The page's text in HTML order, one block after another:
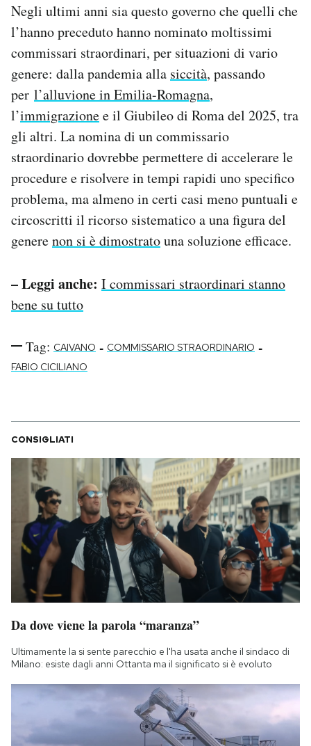
Negli ultimi anni sia questo governo che quelli che
l’hanno preceduto hanno nominato moltissimi
commissari straordinari, per situazioni di vario
genere: dalla pandemia alla siccità, passando
per l’alluvione in Emilia-Romagna,
l’immigrazionee il Giubileo di Roma del 2025, tra
gli altri. La nomina di un commissario
straordinario dovrebbe permettere di accelerare le
procedure e risolvere in tempi rapidi uno specifico
problema, ma almeno in certi casi meno puntuali e
circoscritti il ricorso sistematico a una figura del
generenon si è dimostratouna soluzione efficace.
– Leggi anche: I commissari straordinari stanno
bene su tutto
Tag: CAIVANO - COMMISSARIO STRAORDINARIO -
FABIO CICILIANO
CONSIGLIATI
Da dove viene la parola “maranza”
Ultimamente la si sente parecchio e l'ha usata anche il sindaco di
Milano: esiste dagli anni Ottanta ma il significato si è evoluto